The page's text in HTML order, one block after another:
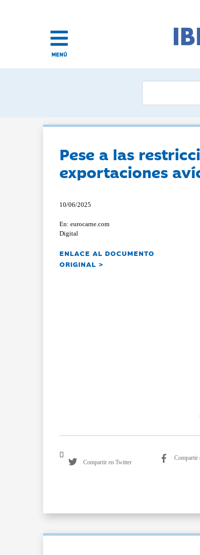
MENÚ
Pese a las
exportaciones
10/06/2025
En: eurocarne.com
Digital
ENLACE AL DOCUMENTO
ORIGINAL >
Compartir en Twitter
Compartir